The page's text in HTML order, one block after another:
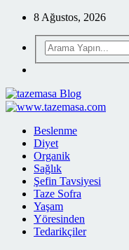
8 Ağustos, 2026
Beslenme
Diyet
Organik
Sağlık
Şefin Tavsiyesi
Taze Sofra
Yaşam
Yöresinden
Tedarikçiler